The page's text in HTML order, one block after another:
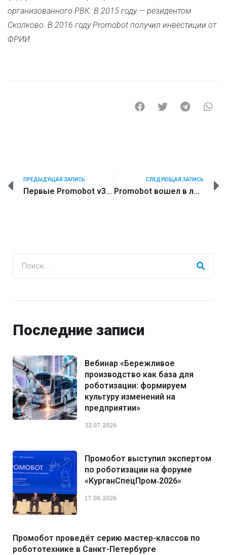
организованного РВК. В 2015 году — резидентом
Сколково. В 2016 году Promobot получил инвестиции от
ФРИИ.
ПРЕДЫДУЩАЯ ЗАПИСЬ
Первые Promobot v3 прибыли на работу в Сбербанк
СЛЕДУЮЩАЯ ЗАПИСЬ
Promobot вошел в линейку продуктов АО «Сбербанк Лизинг»
Последние записи
Вебинар «Бережливое
производство как база для
роботизации: формируем
культуру изменений на
предприятии»
22.07.2026
Промобот выступил экспертом
по роботизации на форуме
«КурганСпецПром‑2026»
17.06.2026
Промобот проведёт серию мастер-классов по
робототехнике в Санкт-Петербурге